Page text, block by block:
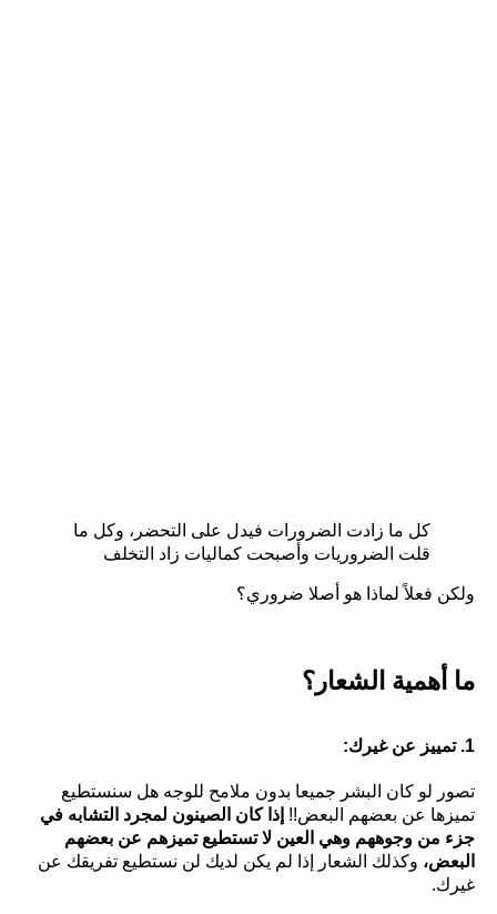
كل ما زادت الضرورات فيدل على التحضر، وكل ما
قلت الضروريات وأصبحت كماليات زاد التخلف
ولكن فعلاً لماذا هو أصلا ضروري؟
ما أهمية الشعار؟
1. تمييز عن غيرك:
تصور لو كان البشر جميعا بدون ملامح للوجه هل سنستطيع
تميزها عن بعضهم البعض!! إذا كان الصينون لمجرد التشابه في
جزء من وجوههم وهي العين لا تستطيع تميزهم عن بعضهم
البعض، وكذلك الشعار إذا لم يكن لديك لن نستطيع تفريقك عن
غيرك.